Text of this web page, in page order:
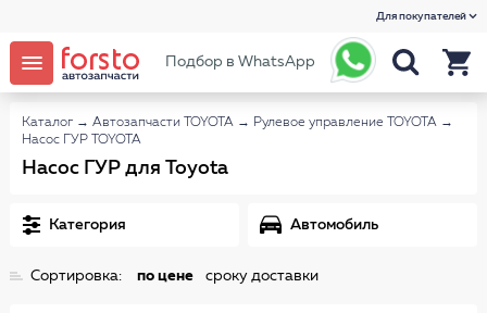
Для покупателей
Подбор в WhatsApp
Каталог → Автозапчасти TOYOTA → Рулевое управление TOYOTA →
Насос ГУР TOYOTA
Насос ГУР для Toyota
Категория Автомобиль
Сортировка: по цене сроку доставки